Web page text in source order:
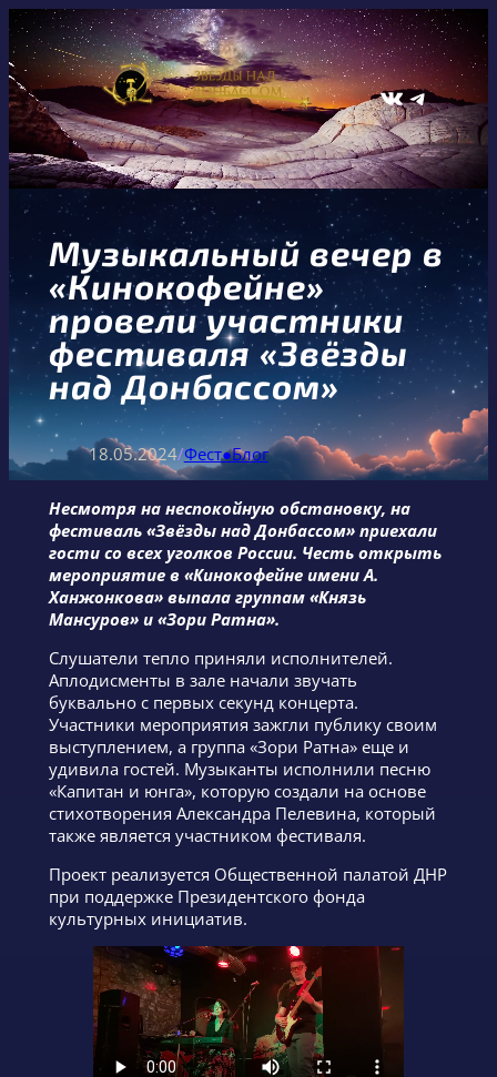
Перейти
к
содержимому
ВКонтакте Telegram
Музыкальный вечер в
«Кинокофейне»
провели участники
фестиваля «Звёзды
над Донбассом»
18.05.2024/Фест●Блог
Несмотря на неспокойную обстановку, на
фестиваль «Звёзды над Донбассом» приехали
гости со всех уголков России. Честь открыть
мероприятие в «Кинокофейне имени А.
Ханжонкова» выпала группам «Князь
Мансуров» и «Зори Ратна».
Слушатели тепло приняли исполнителей.
Аплодисменты в зале начали звучать
буквально с первых секунд концерта.
Участники мероприятия зажгли публику своим
выступлением, а группа «Зори Ратна» еще и
удивила гостей. Музыканты исполнили песню
«Капитан и юнга», которую создали на основе
стихотворения Александра Пелевина, который
также является участником фестиваля.
Проект реализуется Общественной палатой ДНР
при поддержке Президентского фонда
культурных инициатив.